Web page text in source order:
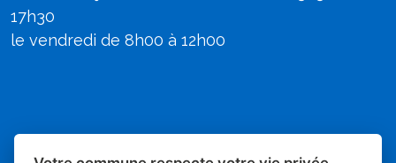
17h30
le vendredi de 8h00 à 12h00